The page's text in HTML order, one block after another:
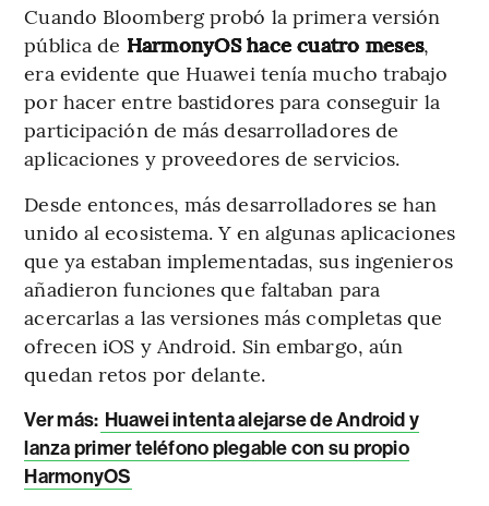
Cuando Bloomberg probó la primera versión
pública de HarmonyOS hace cuatro meses,
era evidente que Huawei tenía mucho trabajo
por hacer entre bastidores para conseguir la
participación de más desarrolladores de
aplicaciones y proveedores de servicios.
Desde entonces, más desarrolladores se han
unido al ecosistema. Y en algunas aplicaciones
que ya estaban implementadas, sus ingenieros
añadieron funciones que faltaban para
acercarlas a las versiones más completas que
ofrecen iOS y Android. Sin embargo, aún
quedan retos por delante.
Ver más: Huawei intenta alejarse de Android y
lanza primer teléfono plegable con su propio
HarmonyOS